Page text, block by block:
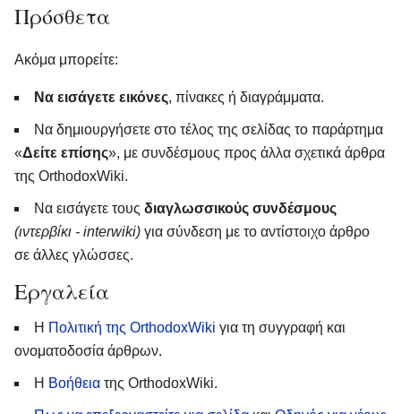
Πρόσθετα
Ακόμα μπορείτε:
Να εισάγετε εικόνες, πίνακες ή διαγράμματα.
Να δημιουργήσετε στο τέλος της σελίδας το παράρτημα
«Δείτε επίσης», με συνδέσμους προς άλλα σχετικά άρθρα
της OrthodoxWiki.
Να εισάγετε τους διαγλωσσικούς συνδέσμους
(ιντερβίκι - interwiki) για σύνδεση με το αντίστοιχο άρθρο
σε άλλες γλώσσες.
Εργαλεία
Η Πολιτική της OrthodoxWiki για τη συγγραφή και
ονοματοδοσία άρθρων.
Η Βοήθεια της OrthodoxWiki.